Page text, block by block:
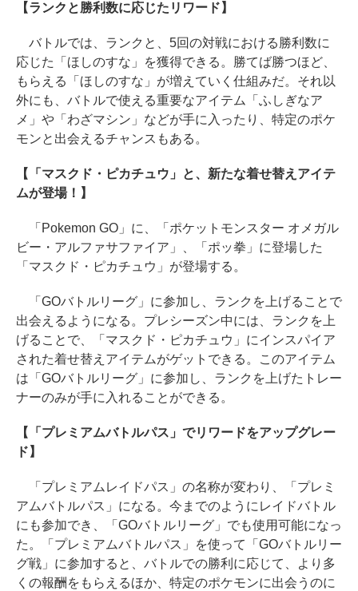
【ランクと勝利数に応じたリワード】
バトルでは、ランクと、5回の対戦における勝利数に
応じた「ほしのすな」を獲得できる。勝てば勝つほど、
もらえる「ほしのすな」が増えていく仕組みだ。それ以
外にも、バトルで使える重要なアイテム「ふしぎなア
メ」や「わざマシン」などが手に入ったり、特定のポケ
モンと出会えるチャンスもある。
【「マスクド・ピカチュウ」と、新たな着せ替えアイテ
ムが登場！】
「Pokemon GO」に、「ポケットモンスター オメガル
ビー・アルファサファイア」、「ポッ拳」に登場した
「マスクド・ピカチュウ」が登場する。
「GOバトルリーグ」に参加し、ランクを上げることで
出会えるようになる。プレシーズン中には、ランクを上
げることで、「マスクド・ピカチュウ」にインスパイア
された着せ替えアイテムがゲットできる。このアイテム
は「GOバトルリーグ」に参加し、ランクを上げたトレー
ナーのみが手に入れることができる。
【「プレミアムバトルパス」でリワードをアップグレー
ド】
「プレミアムレイドパス」の名称が変わり、「プレミ
アムバトルパス」になる。今までのようにレイドバトル
にも参加でき、「GOバトルリーグ」でも使用可能になっ
た。「プレミアムバトルパス」を使って「GOバトルリー
グ戦」に参加すると、バトルでの勝利に応じて、より多
くの報酬をもらえるほか、特定のポケモンに出会うのに